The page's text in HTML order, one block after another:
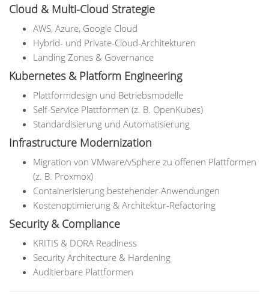
Cloud & Multi-Cloud Strategie
AWS, Azure, Google Cloud
Hybrid- und Private-Cloud-Architekturen
Landing Zones & Governance
Kubernetes & Platform Engineering
Plattformdesign und Betriebsmodelle
Self-Service Plattformen (z. B. OpenKubes)
Standardisierung und Automatisierung
Infrastructure Modernization
Migration von VMware/vSphere zu offenen Plattformen
(z. B. Proxmox)
Containerisierung bestehender Anwendungen
Kostenoptimierung & Architektur-Refactoring
Security & Compliance
KRITIS & DORA Readiness
Security Architecture & Hardening
Auditierbare Plattformen